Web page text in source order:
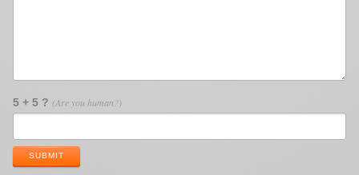
5 + 5 ? (Are you human?)
SUBMIT